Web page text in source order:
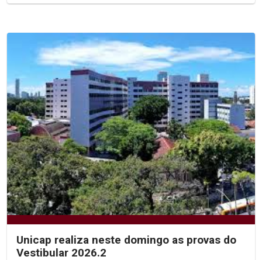
Unicap realiza neste domingo as provas do
Vestibular 2026.2